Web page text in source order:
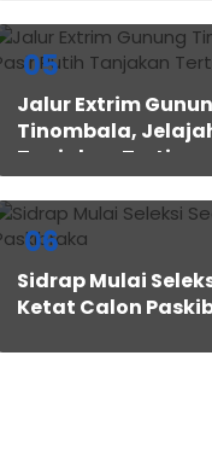
05
Jalur Extrim
Tinombala,
Tanjakan
06
Sidrap Mulai
Ketat Calon